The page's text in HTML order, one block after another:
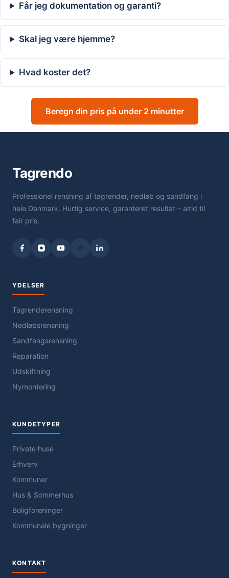
Får jeg dokumentation og garanti?
Skal jeg være hjemme?
Hvad koster det?
Beregn din pris på under 2 minutter
Tagrendo
Professionel rensning af tagrender, nedløb og sandfang i
hele Danmark. Hurtig service, garanteret resultat – altid til
fair pris.
YDELSER
Tagrenderensning
Nedløbsrensning
Sandfangsrensning
Reparation
Udskiftning
Nymontering
KUNDETYPER
Private huse
Erhverv
Kommuner
Hus & Sommerhus
Boligforeninger
Kommunale bygninger
KONTAKT